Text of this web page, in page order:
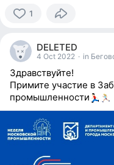
1
person
reacted DELETED
4 Oct 2022 ·
Здравствуйте!
Примите участие в
промышленности